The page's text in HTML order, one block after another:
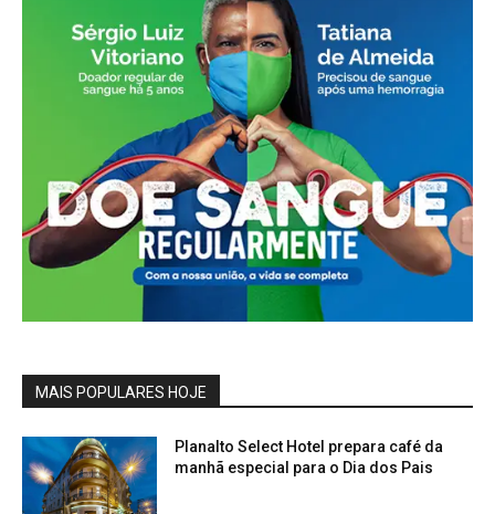
MAIS POPULARES HOJE
Planalto Select Hotel prepara café da
manhã especial para o Dia dos Pais